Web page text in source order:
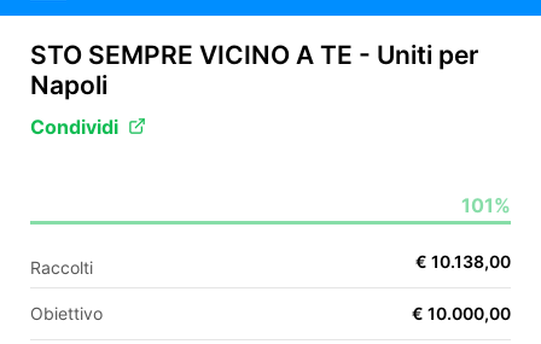
IT
ES
STO SEMPRE VICINO A TE - Uniti per
Napoli
Condividi
101%
Raccolti € 10.138,00
Obiettivo € 10.000,00